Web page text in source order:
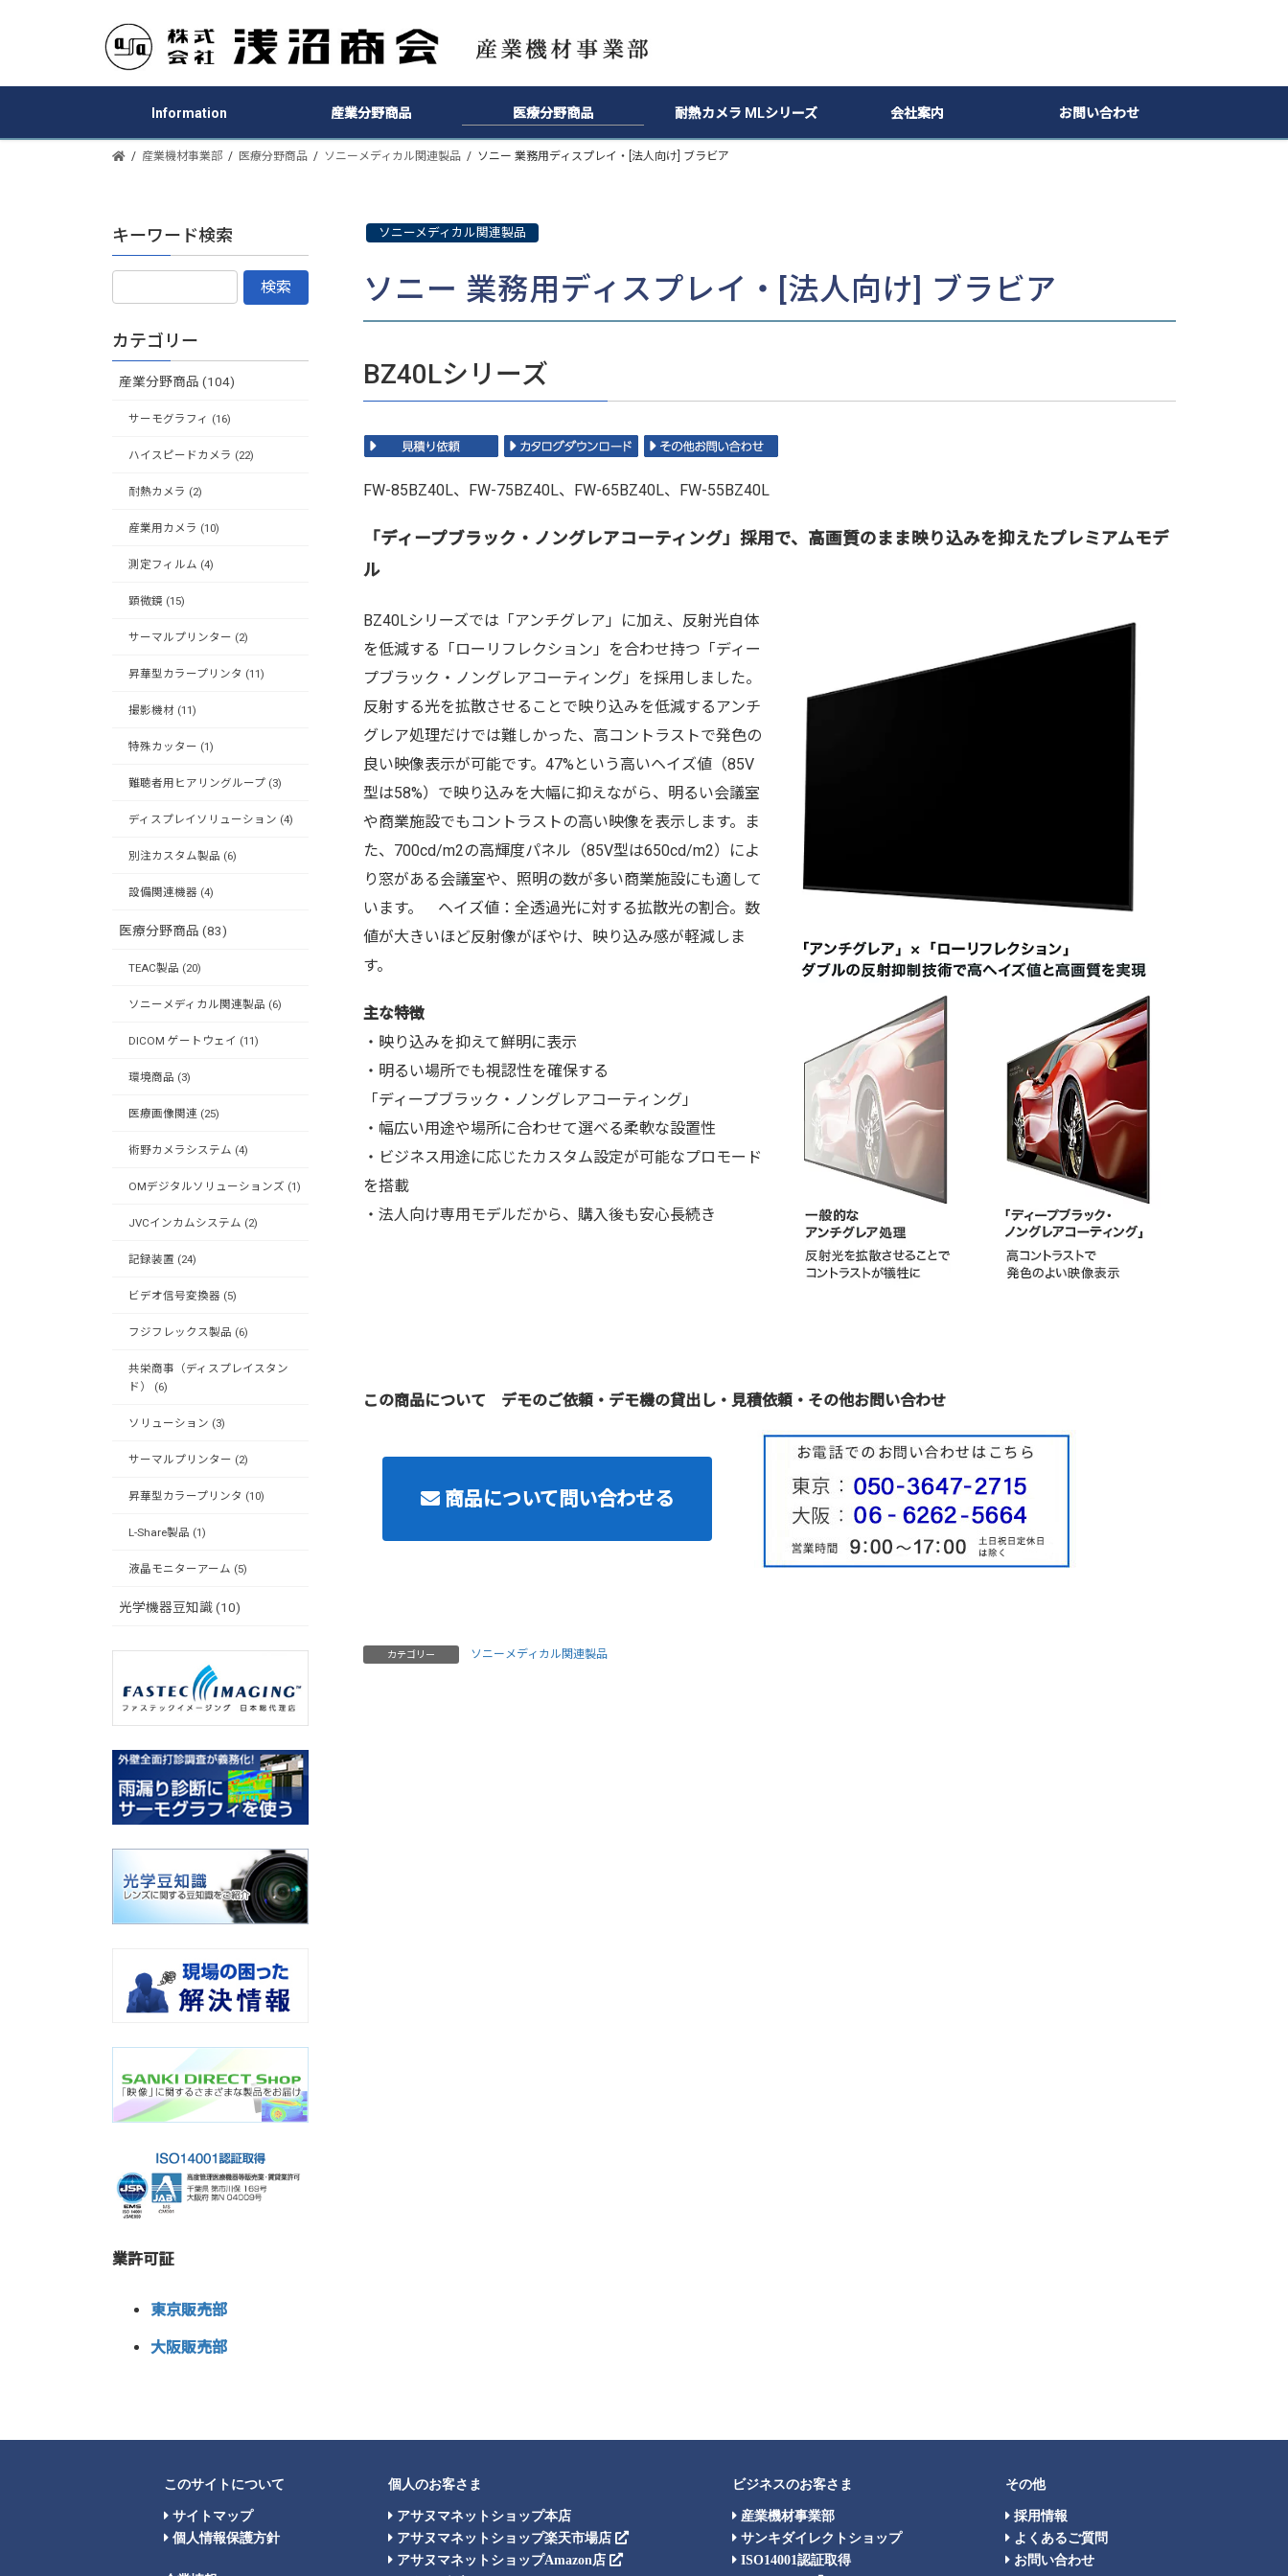
Information 産業分野商品 医療分野商品 耐熱カメラ MLシリーズ 会社案内 お問い合わせ
産業機材事業部 医療分野商品 ソニーメディカル関連製品 ソニー 業務用ディスプレイ・[法人向け] ブラビア
ソニーメディカル関連製品
ソニー 業務用ディスプレイ・[法人向け] ブラビア
BZ40Lシリーズ
FW-85BZ40L、FW-75BZ40L、FW-65BZ40L、FW-55BZ40L
「ディープブラック・ノングレアコーティング」採用で、高画質のまま映り込みを抑えたプレミアムモデ
ル
BZ40Lシリーズでは「アンチグレア」に加え、反射光自体
を低減する「ローリフレクション」を合わせ持つ「ディー
プブラック・ノングレアコーティング」を採用しました。
反射する光を拡散させることで映り込みを低減するアンチ
グレア処理だけでは難しかった、高コントラストで発色の
良い映像表示が可能です。47%という高いヘイズ値（85V
型は58%）で映り込みを大幅に抑えながら、明るい会議室
や商業施設でもコントラストの高い映像を表示します。ま
た、700cd/m2の高輝度パネル（85V型は650cd/m2）によ
り窓がある会議室や、照明の数が多い商業施設にも適して
います。 ヘイズ値：全透過光に対する拡散光の割合。数
値が大きいほど反射像がぼやけ、映り込み感が軽減しま
す。
主な特徴
・映り込みを抑えて鮮明に表示
・明るい場所でも視認性を確保する
「ディープブラック・ノングレアコーティング」
・幅広い用途や場所に合わせて選べる柔軟な設置性
・ビジネス用途に応じたカスタム設定が可能なプロモード
を搭載
・法人向け専用モデルだから、購入後も安心長続き
この商品について デモのご依頼・デモ機の貸出し・見積依頼・その他お問い合わせ
商品について問い合わせる
カテゴリー ソニーメディカル関連製品
キーワード検索
カテゴリー
産業分野商品 (104)
サーモグラフィ (16)
ハイスピードカメラ (22)
耐熱カメラ (2)
産業用カメラ (10)
測定フィルム (4)
顕微鏡 (15)
サーマルプリンター (2)
昇華型カラープリンタ (11)
撮影機材 (11)
特殊カッター (1)
難聴者用ヒアリングループ (3)
ディスプレイソリューション (4)
別注カスタム製品 (6)
設備関連機器 (4)
医療分野商品 (83)
TEAC製品 (20)
ソニーメディカル関連製品 (6)
DICOM ゲートウェイ (11)
環境商品 (3)
医療画像関連 (25)
術野カメラシステム (4)
OMデジタルソリューションズ (1)
JVCインカムシステム (2)
記録装置 (24)
ビデオ信号変換器 (5)
フジフレックス製品 (6)
共栄商事（ディスプレイスタン
ド） (6)
ソリューション (3)
サーマルプリンター (2)
昇華型カラープリンタ (10)
L-Share製品 (1)
液晶モニターアーム (5)
光学機器豆知識 (10)
業許可証
東京販売部
大阪販売部
このサイトについて
サイトマップ
個人情報保護方針
個人のお客さま
アサヌマネットショップ本店
アサヌマネットショップ楽天市場店
アサヌマネットショップAmazon店
ビジネスのお客さま
産業機材事業部
サンキダイレクトショップ
ISO14001認証取得
その他
採用情報
よくあるご質問
お問い合わせ